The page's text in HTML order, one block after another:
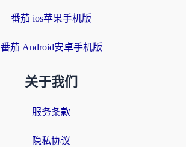
番茄 ios苹果手机版
番茄 Android安卓手机版
关于我们
服务条款
隐私协议